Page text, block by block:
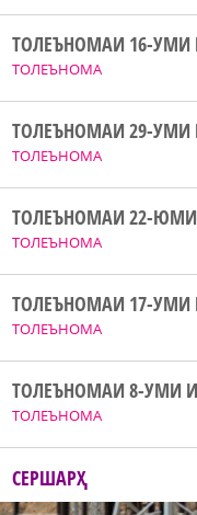
ТОЛЕЪНОМА
ТОЛЕЪНОМАИ 16-УМИ
ТОЛЕЪНОМА
ТОЛЕЪНОМАИ 29-УМИ
ТОЛЕЪНОМА
ТОЛЕЪНОМАИ 22-
ТОЛЕЪНОМА
ТОЛЕЪНОМАИ 17-УМИ
ТОЛЕЪНОМА
ТОЛЕЪНОМАИ 8-УМИ
СЕРШАРҲ